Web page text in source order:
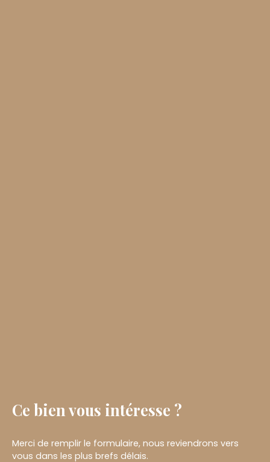
Ce bien vous intéresse ?
Merci de remplir le formulaire, nous reviendrons vers
vous dans les plus brefs délais.